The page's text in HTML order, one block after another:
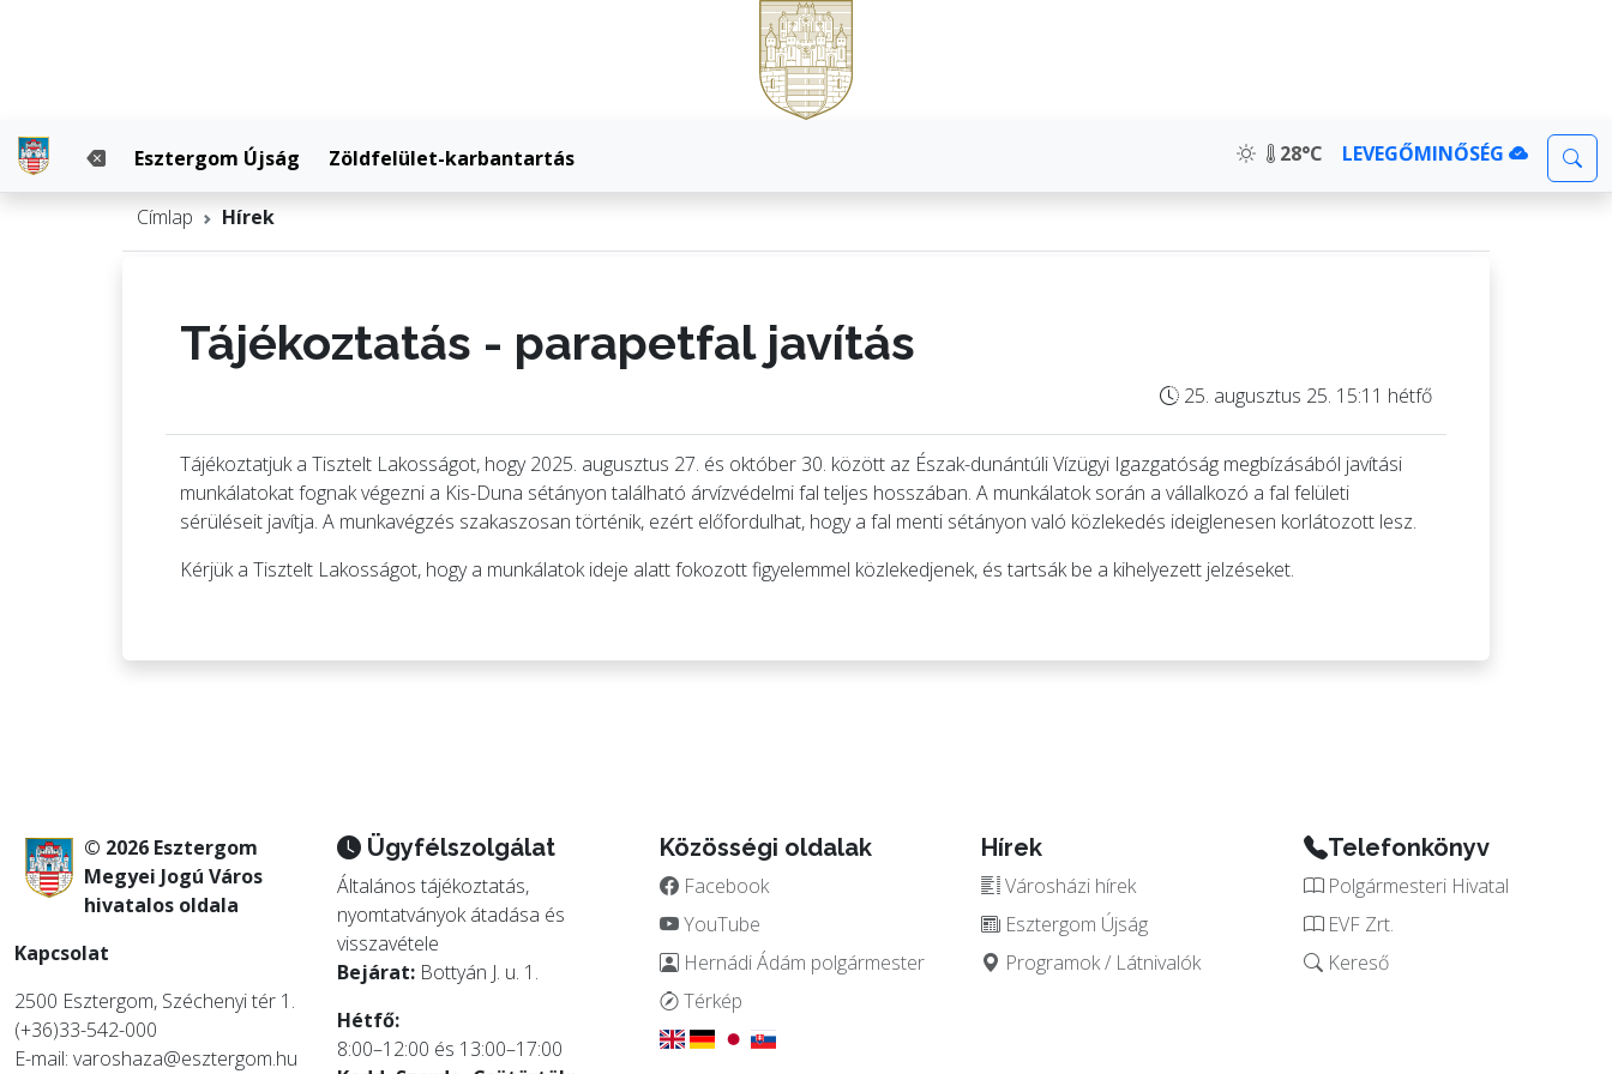
Esztergom Újság Zöldfelület-karbantartás 28°C LEVEGŐMINŐSÉG
Címlap Hírek
Tájékoztatás - parapetfal javítás
25. augusztus 25. 15:11 hétfő
Tájékoztatjuk a Tisztelt Lakosságot, hogy 2025. augusztus 27. és október 30. között az Észak-dunántúli Vízügyi Igazgatóság megbízásából javítási
munkálatokat fognak végezni a Kis-Duna sétányon található árvízvédelmi fal teljes hosszában. A munkálatok során a vállalkozó a fal felületi
sérüléseit javítja. A munkavégzés szakaszosan történik, ezért előfordulhat, hogy a fal menti sétányon való közlekedés ideiglenesen korlátozott lesz.
Kérjük a Tisztelt Lakosságot, hogy a munkálatok ideje alatt fokozott figyelemmel közlekedjenek, és tartsák be a kihelyezett jelzéseket.
© 2026 Esztergom
Megyei Jogú Város
hivatalos oldala
Kapcsolat
2500 Esztergom, Széchenyi tér 1.
(+36)33-542-000
E-mail: varoshaza@esztergom.hu
Ügyfélszolgálat
Általános tájékoztatás,
nyomtatványok átadása és
visszavétele
Bejárat:Bottyán J. u. 1.
Hétfő:
8:00–12:00 és 13:00–17:00
Közösségi oldalak
Facebook
YouTube
Hernádi Ádám polgármester
Térkép
Hírek
Városházi hírek
Esztergom Újság
Programok / Látnivalók
Telefonkönyv
Polgármesteri Hivatal
EVF Zrt.
Kereső